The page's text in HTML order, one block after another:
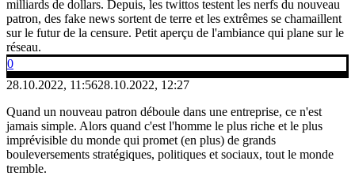
milliards de dollars. Depuis, les twittos testent les nerfs du nouveau
patron, des fake news sortent de terre et les extrêmes se chamaillent
sur le futur de la censure. Petit aperçu de l'ambiance qui plane sur le
réseau.
0
28.10.2022, 11:5628.10.2022, 12:27
Quand un nouveau patron déboule dans une entreprise, ce n'est
jamais simple. Alors quand c'est l'homme le plus riche et le plus
imprévisible du monde qui promet (en plus) de grands
bouleversements stratégiques, politiques et sociaux, tout le monde
tremble.